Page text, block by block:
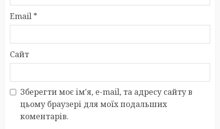
Email *
Сайт
Зберегти моє ім'я, e-mail, та адресу сайту в
цьому браузері для моїх подальших
коментарів.